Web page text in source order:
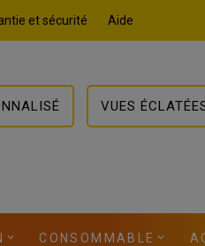
et sécurité Aide
VUES
CONSOMMABLE